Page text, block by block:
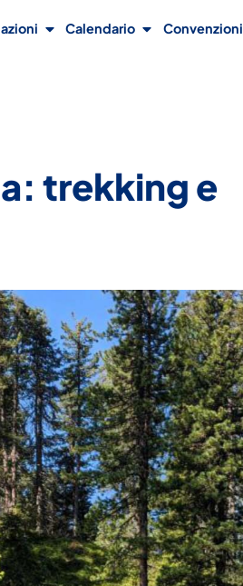
Calendario Convenzioni
trekking e